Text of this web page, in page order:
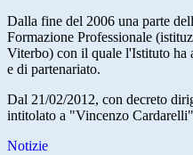
Dalla fine del 2006 una parte
Formazione Professionale
Viterbo) con il quale l'Istituto ha
e di partenariato.
Dal 21/02/2012, con decreto
intitolato a "Vincenzo
Notizie